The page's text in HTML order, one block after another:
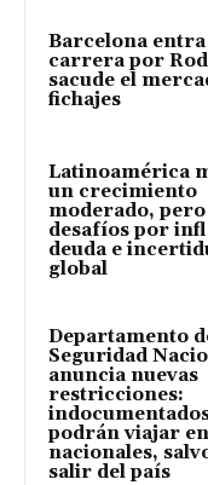
Barcelona entra
carrera por
sacude el
fichajes
Latinoamérica
un crecimiento
moderado,
desafíos por
deuda e
global
Departamento
Seguridad
anuncia nuevas
restricciones:
podrán viajar
nacionales,
salir del país